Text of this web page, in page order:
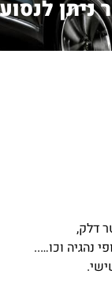
ניתן
נהגיה וכו…..